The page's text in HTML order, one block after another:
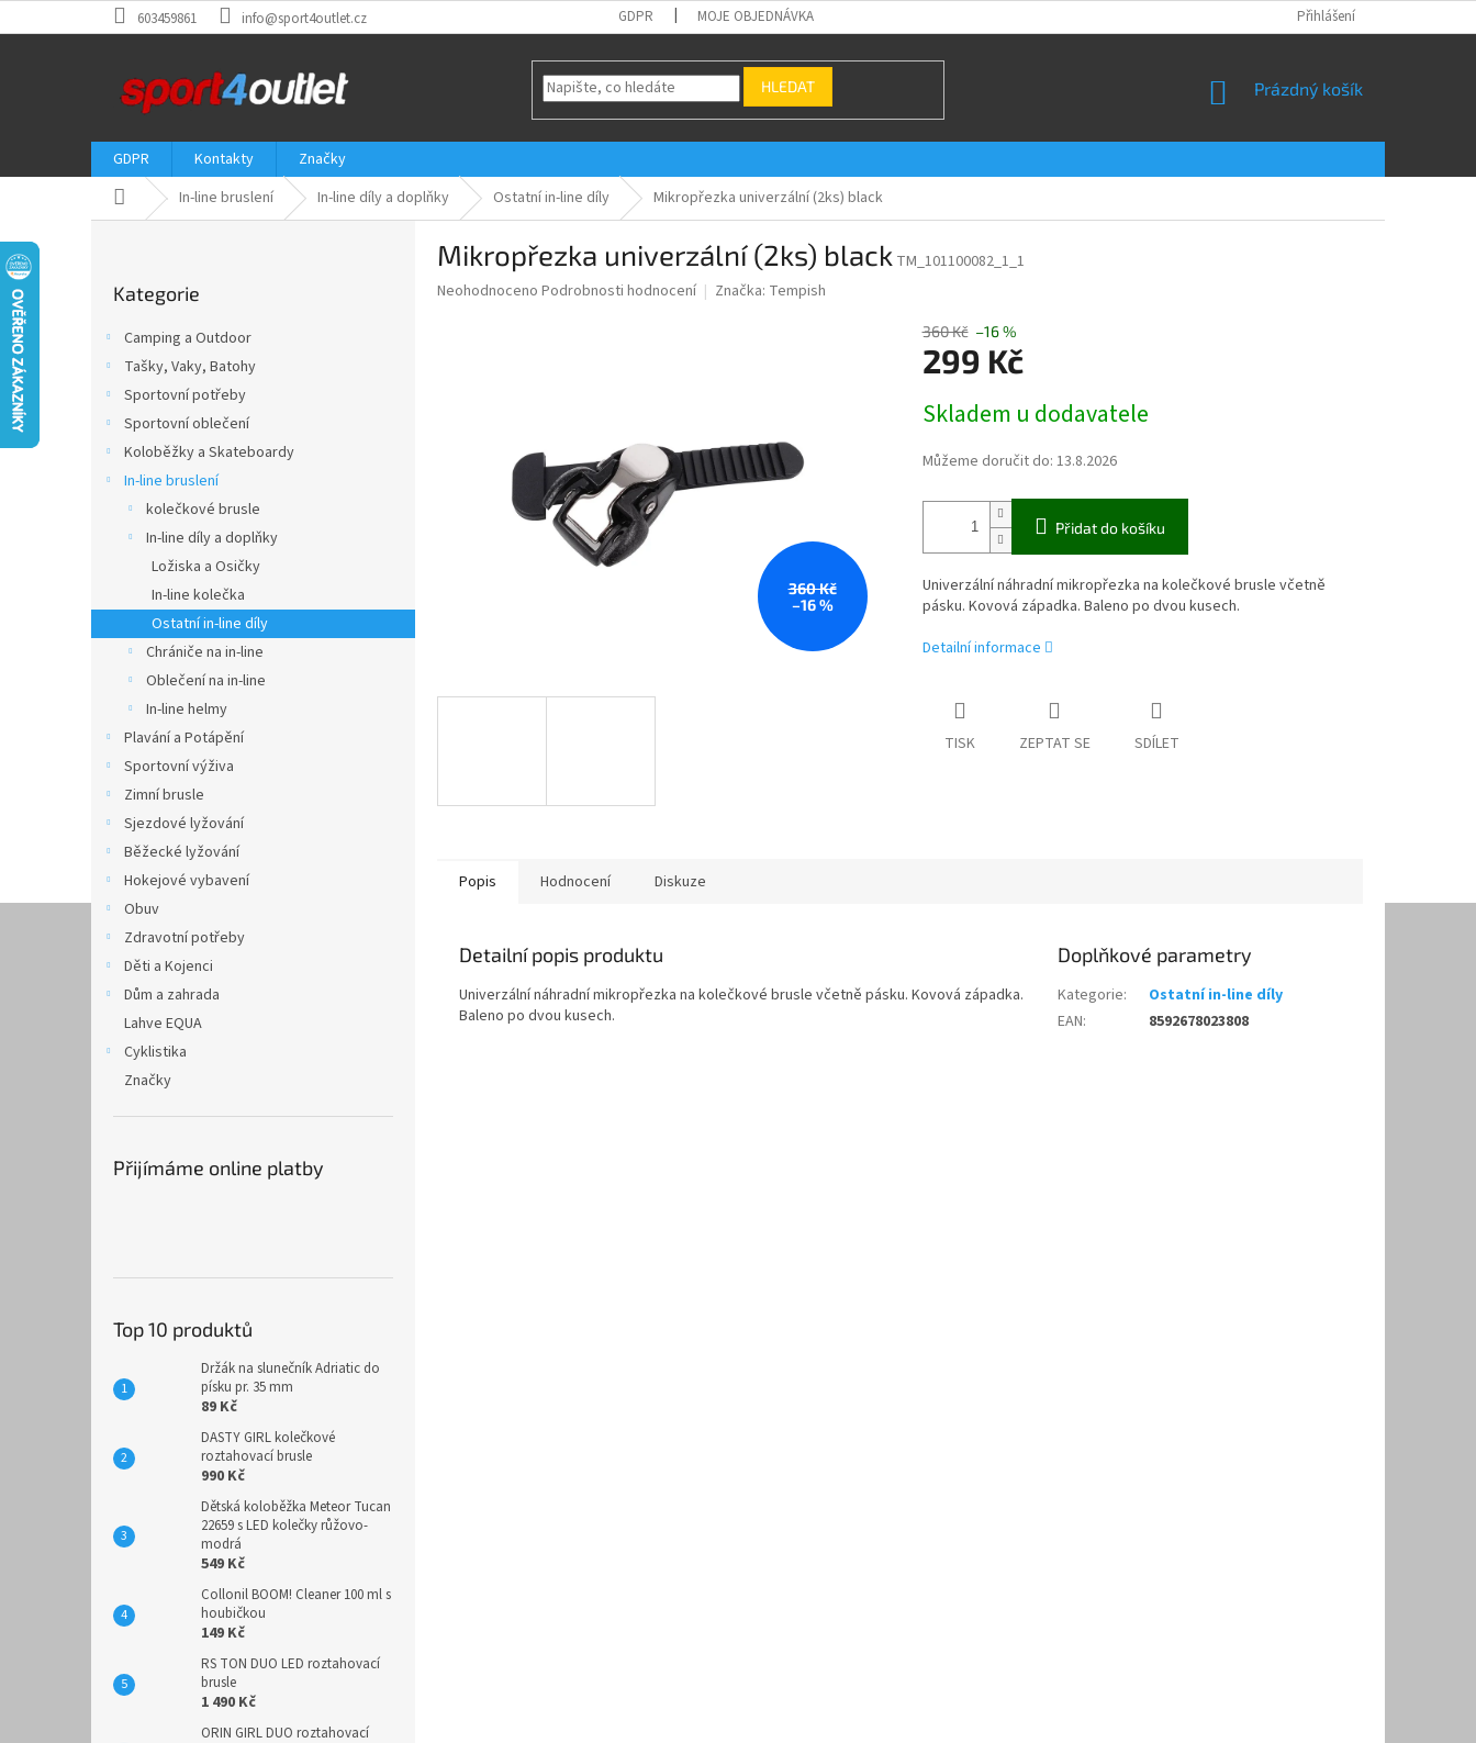
na
603459861 info@sport4outlet.cz GDPR MOJE OBJEDNÁVKA Přihlášení
HLEDAT
NÁKUPNÍ
Prázdný košík
GDPR Kontakty
Značky
Domů In-line bruslení In-line díly a doplňky Ostatní in-line díly Mikropřezka univerzální (2ks) black
kategorie
Kategorie
Camping a Outdoor
Tašky, Vaky, Batohy
Sportovní potřeby
Sportovní oblečení
Koloběžky a Skateboardy
In-line bruslení
kolečkové brusle
In-line díly a doplňky
Ložiska a Osičky
In-line kolečka
Ostatní in-line díly
Chrániče na in-line
Oblečení na in-line
In-line helmy
Plavání a Potápění
Sportovní výživa
Zimní brusle
Sjezdové lyžování
Běžecké lyžování
Hokejové vybavení
Obuv
Zdravotní potřeby
Děti a Kojenci
Dům a zahrada
Lahve EQUA
Cyklistika
Značky
Přijímáme online platby
Top 10 produktů
Držák na slunečník Adriatic do
písku pr. 35 mm
89 Kč
DASTY GIRL kolečkové
roztahovací brusle
990 Kč
Dětská koloběžka Meteor Tucan
22659 s LED kolečky růžovo-
modrá
549 Kč
Collonil BOOM! Cleaner 100 ml s
houbičkou
149 Kč
RS TON DUO LED roztahovací
brusle
1 490 Kč
ORIN GIRL DUO roztahovací
Mikropřezka univerzální (2ks) black TM_101100082_1_1
Průměrné
Neohodnoceno Podrobnosti hodnocení Značka: Tempish
360 Kč
–16 %
360 Kč –16 %
299 Kč
cena:
Skladem u dodavatele
Můžeme doručit do: 13.8.2026
Přidat do košíku
Univerzální náhradní mikropřezka na kolečkové brusle včetně
pásku. Kovová západka. Baleno po dvou kusech.
Detailní informace
TISK ZEPTAT SE SDÍLET
Popis Hodnocení Diskuze
Detailní popis produktu
Univerzální náhradní mikropřezka na kolečkové brusle včetně pásku. Kovová západka.
Baleno po dvou kusech.
Doplňkové parametry
Kategorie:
Ostatní in-line díly
EAN: 8592678023808